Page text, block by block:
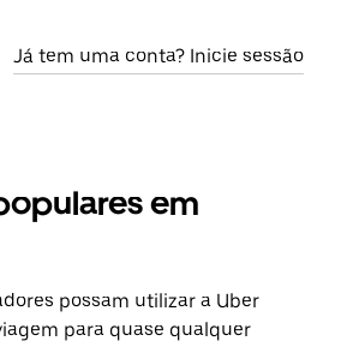
Já tem uma conta? Inicie sessão
em
possam utilizar a Uber
para quase qualquer